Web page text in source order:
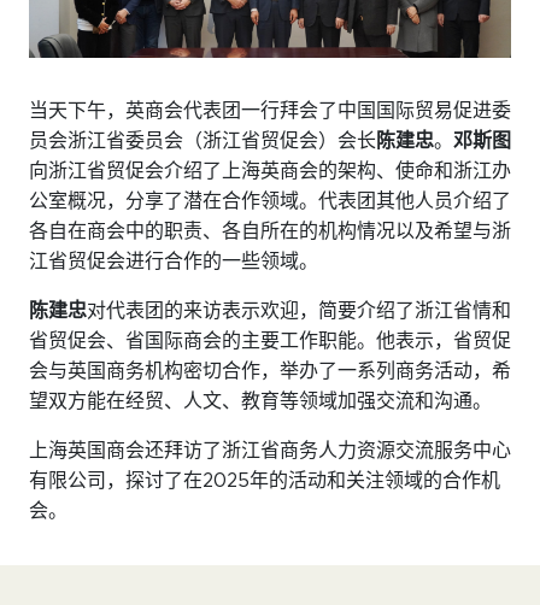
当天下午，英商会代表团一行拜会了中国国际贸易促进委
员会浙江省委员会（浙江省贸促会）会长陈建忠。 邓斯图
向浙江省贸促会介绍了上海英商会的架构、使命和浙江办
公室概况，分享了潜在合作领域。代表团其他人员介绍了
各自在商会中的职责、各自所在的机构情况以及希望与浙
江省贸促会进行合作的一些领域。
陈建忠对代表团的来访表示欢迎，简要介绍了浙江省情和
省贸促会、省国际商会的主要工作职能。他表示，省贸促
会与英国商务机构密切合作，举办了一系列商务活动，希
望双方能在经贸、人文、教育等领域加强交流和沟通。
上海英国商会还拜访了浙江省商务人力资源交流服务中心
有限公司，探讨了在2025年的活动和关注领域的合作机
会。